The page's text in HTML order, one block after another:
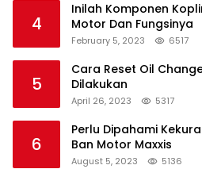
4
Inilah Komponen
Motor Dan Fungsinya
February 5, 2023 6517
5
Cara Reset Oil
Dilakukan
April 26, 2023 5317
6
Perlu Dipahami
Ban Motor Maxxis
August 5, 2023 5136